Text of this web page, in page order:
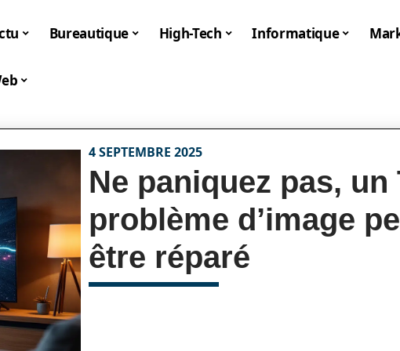
Bureautique High-Tech Informatique
4 SEPTEMBRE 2025
Ne paniquez pas, un
problème d’image
être réparé